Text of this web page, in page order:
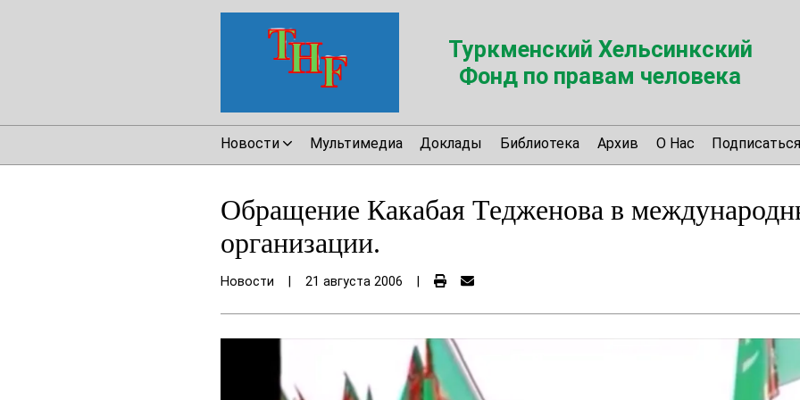
Туркменский Хельсинкский
Фонд по правам человека
Новости Мультимедиа Доклады Библиотека Архив О Нас
Обращение Какабая Тедженова в
организации.
Новости 21 августа 2006